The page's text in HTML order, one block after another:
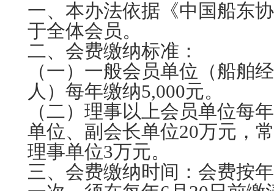
一、本办法依据《中国船东
于全体会员。
二、会费缴纳标准：
（一）一般会员单位（船舶
人）每年缴纳5,000元。
（二）理事以上会员单位每
单位、副会长单位20万元，
理事单位3万元。
三、会费缴纳时间：会费按